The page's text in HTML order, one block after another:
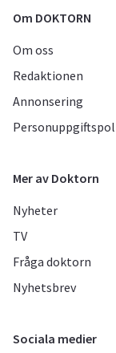
Om DOKTORN
Om oss
Redaktionen
Annonsering
Mer av Doktorn
Nyheter
TV
Fråga doktorn
Nyhetsbrev
Sociala medier